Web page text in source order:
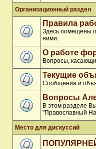
Организационный раздел
Правила
Здесь помещены
ними.
О работе
Вопросы,
Текущие
Сообщения и
Вопросы
В этом разделе
"Православный
Место для дискуссий